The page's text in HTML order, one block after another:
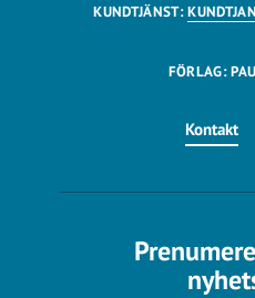
KUNDTJÄNST:
FÖRLAG:
Kontakt